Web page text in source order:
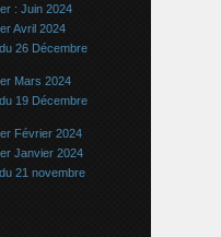
: Juin 2024
Avril 2024
26 Décembre
Mars 2024
19 Décembre
Février 2024
Janvier 2024
21 novembre